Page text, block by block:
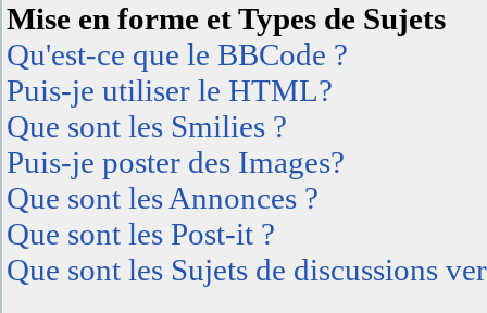
Mise en forme et Types de Sujets
Qu'est-ce que le BBCode ?
Puis-je utiliser le HTML?
Que sont les Smilies ?
Puis-je poster des Images?
Que sont les Annonces ?
Que sont les Post-it ?
Que sont les Sujets de discussions